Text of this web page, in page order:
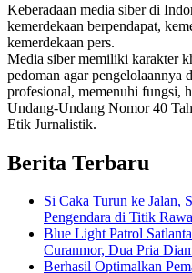
Keberadaan media siber di
kemerdekaan berpendapat,
kemerdekaan pers.
Media siber memiliki karakter
pedoman agar pengelolaannya
profesional, memenuhi fungsi,
Undang-Undang Nomor 40
Etik Jurnalistik.
Berita Terbaru
Si Caka Turun ke Jalan,
Pengendara di Titik
Blue Light Patrol
Curanmor, Dua Pria
Berhasil Optimalkan